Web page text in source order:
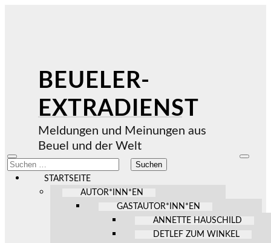
BEUELER-
EXTRADIENST
Meldungen und Meinungen aus
Beuel und der Welt
Mobile-
Menü
ein-/ausblenden
Suchen
nach:
STARTSEITE
AUTOR*INN*EN
GASTAUTOR*INN*EN
ANNETTE HAUSCHILD
DETLEF ZUM WINKEL